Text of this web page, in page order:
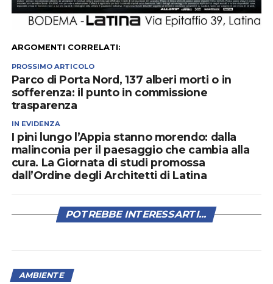
ARGOMENTI CORRELATI:
PROSSIMO ARTICOLO
Parco di Porta Nord, 137 alberi morti o in
sofferenza: il punto in commissione
trasparenza
IN EVIDENZA
I pini lungo l’Appia stanno morendo: dalla
malinconia per il paesaggio che cambia alla
cura. La Giornata di studi promossa
dall’Ordine degli Architetti di Latina
POTREBBE INTERESSARTI...
AMBIENTE